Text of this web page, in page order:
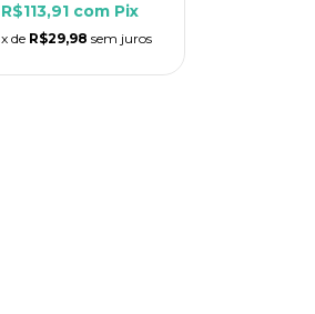
R$113,91 com Pix
x de R$29,98 sem juros